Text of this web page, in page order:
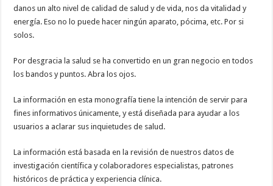
danos un alto nivel de calidad de salud y de vida, nos da vitalidad y
energía. Eso no lo puede hacer ningún aparato, pócima, etc. Por si
solos.
Por desgracia la salud se ha convertido en un gran negocio en todos
los bandos y puntos. Abra los ojos.
La información en esta monografía tiene la intención de servir para
fines informativos únicamente, y está diseñada para ayudar a los
usuarios a aclarar sus inquietudes de salud.
La información está basada en la revisión de nuestros datos de
investigación científica y colaboradores especialistas, patrones
históricos de práctica y experiencia clínica.